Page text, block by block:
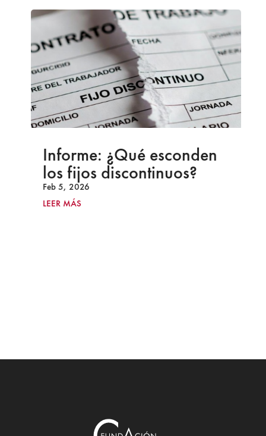
Informe: ¿Qué esconden
los fijos discontinuos?
Feb 5, 2026
LEER MÁS